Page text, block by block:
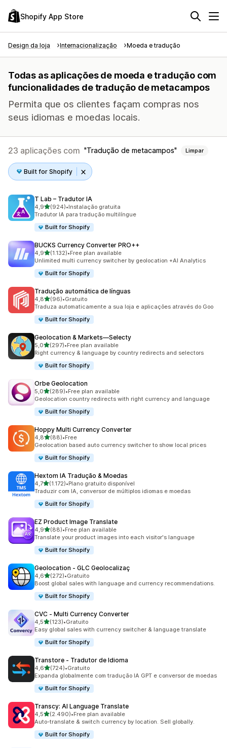
Shopify App Store
Design da loja Internacionalização Moeda e tradução
Todas as aplicações de moeda e tradução com
funcionalidades de tradução de metacampos
Permita que os clientes façam compras nos
seus idiomas e moedas locais.
23 aplicações com Tradução de metacampos Limpar
Built for Shopify
T Lab – Tradutor IA
4,9de 5 estrelas
(924)
924 total de avaliações
•Instalação gratuita
Tradutor IA para tradução multilíngue
Built for Shopify
BUCKS Currency Converter PRO++
4,9de 5 estrelas
(1.132)
1132 total de avaliações
•Free plan available
Unlimited multi currency switcher by geolocation +AI Analytics
Built for Shopify
Tradução automática de línguas
4,8de 5 estrelas
(96)
96 total de avaliações
•Gratuito
Traduza automaticamente a sua loja e aplicações através do Goo
Built for Shopify
Geolocation & Markets—Selecty
5,0de 5 estrelas
(297)
297 total de avaliações
•Free plan available
Right currency & language by country redirects and selectors
Built for Shopify
Orbe Geolocation
5,0de 5 estrelas
(289)
289 total de avaliações
•Free plan available
Geolocation country redirects with right currency and language
Built for Shopify
Hoppy Multi Currency Converter
4,8de 5 estrelas
(88)
88 total de avaliações
•Free
Geolocation based auto currency switcher to show local prices
Built for Shopify
Hextom IA Tradução & Moedas
4,7de 5 estrelas
(1.172)
1172 total de avaliações
•Plano gratuito disponível
Traduzir com IA, conversor de múltiplos idiomas e moedas
Built for Shopify
EZ Product Image Translate
4,9de 5 estrelas
(88)
88 total de avaliações
•Free plan available
Translate your product images into each visitor's language
Built for Shopify
Geolocation ‑ GLC Geolocalizaç
4,6de 5 estrelas
(272)
272 total de avaliações
•Gratuito
Boost global sales with language and currency recommendations.
Built for Shopify
CVC ‑ Multi Currency Converter
4,5de 5 estrelas
(123)
123 total de avaliações
•Gratuito
Easy global sales with currency switcher & language translate
Built for Shopify
Transtore ‑ Tradutor de Idioma
4,6de 5 estrelas
(724)
724 total de avaliações
•Gratuito
Expanda globalmente com tradução IA GPT e conversor de moedas
Built for Shopify
Transcy: AI Language Translate
4,5de 5 estrelas
(2.490)
2490 total de avaliações
•Free plan available
Auto-translate & switch currency by location. Sell globally.
Built for Shopify